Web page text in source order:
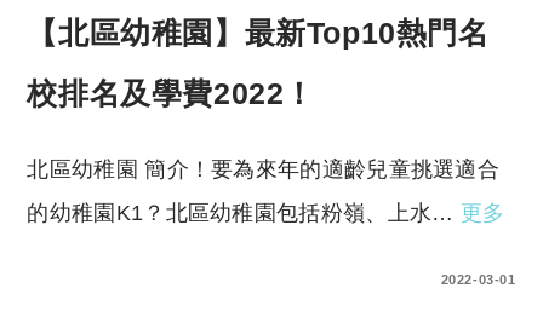
【北區幼稚園】最新Top10熱門名
校排名及學費2022！
北區幼稚園 簡介！要為來年的適齡兒童挑選適合
的幼稚園K1？北區幼稚園包括粉嶺、上水… 更多
2022-03-01